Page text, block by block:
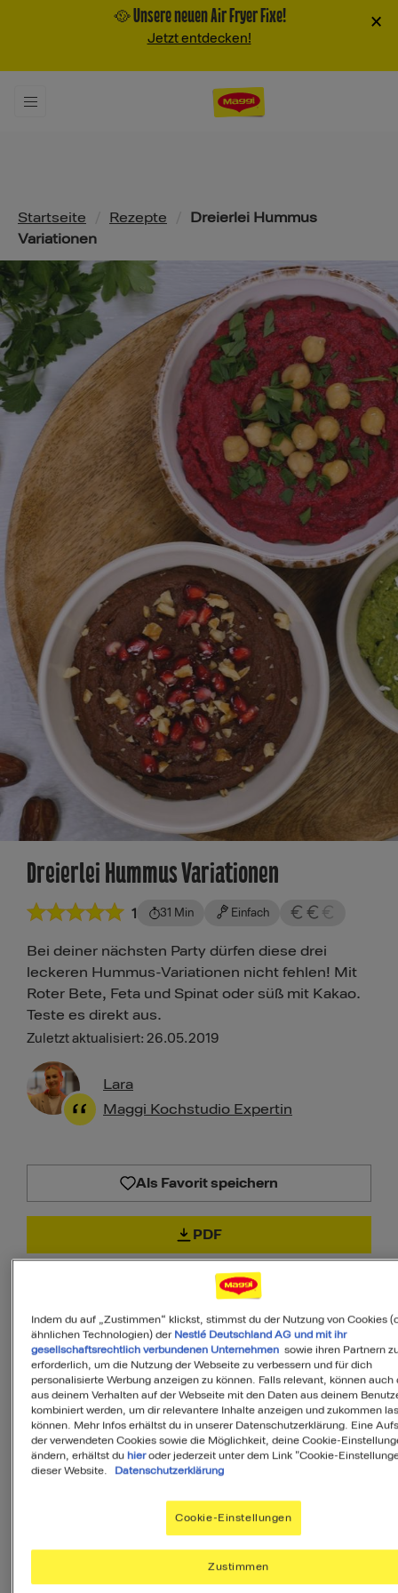
🥘 Unsere neuen Air Fryer Fixe!
Jetzt entdecken!
×
Pfadnavigation
Startseite Rezepte
Dreierlei Hummus
Variationen
Dreierlei Hummus Variationen
1 31 Min Einfach
Bei deiner nächsten Party dürfen diese drei
leckeren Hummus-Variationen nicht fehlen! Mit
Roter Bete, Feta und Spinat oder süß mit Kakao.
Teste es direkt aus.
Zuletzt aktualisiert: 26.05.2019
Lara
Maggi Kochstudio Expertin
Als Favorit speichern
PDF
Zutaten
3Portionen
150
Rote Bete
Kichererbsen a. d. Dose
Indem du auf „Zustimmen“ klickst, stimmst du der Nutzung von Cookies
ähnlichen Technologien) der Nestlé Deutschland AG und mit ihr
gesellschaftsrechtlich verbundenen Unternehmen sowie ihren Partnern
erforderlich, um die Nutzung der Webseite zu verbessern und für dich
personalisierte Werbung anzeigen zu können. Falls relevant, können auch
aus deinem Verhalten auf der Webseite mit den Daten aus deinem
kombiniert werden, um dir relevantere Inhalte anzeigen und zukommen
können. Mehr Infos erhältst du in unserer Datenschutzerklärung. Eine
der verwendeten Cookies sowie die Möglichkeit, deine Cookie-
ändern, erhältst du hieroder jederzeit unter dem Link "Cookie-
dieser Website.
Datenschutzerklärung
Cookie-Einstellungen
Zustimmen